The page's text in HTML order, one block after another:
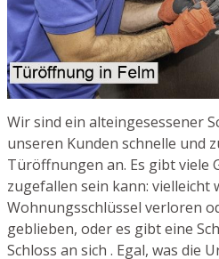
Wir sind ein alteingesessener
unseren Kunden schnelle und
Türöffnungen an. Es gibt viele
zugefallen sein kann: vielleicht
Wohnungsschlüssel verloren
geblieben, oder es gibt eine
Schloss an sich . Egal, was die